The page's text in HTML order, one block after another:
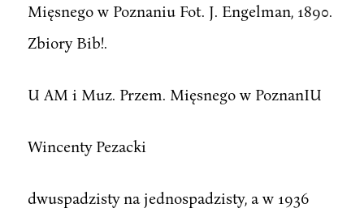
Mięsnego w Poznaniu Fot. J. Engelman, 1890.
Zbiory Bib!.
U AM i Muz. Przem. Mięsnego w PoznanIU
Wincenty Pezacki
dwuspadzisty na jednospadzisty, a w 1936